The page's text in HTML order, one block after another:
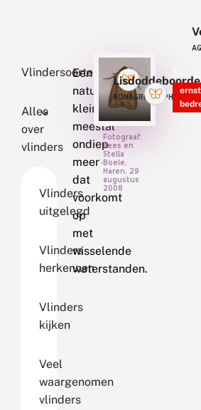
Vlindersoorten
Alles
over
vlinders
Vlinders
uitgelegd
Vlinders
herkennen
Vlinders
kijken
Veel
waargenomen
vlinders
Een
natuurlijk,
klein,
meestal
ondiep
meer
dat
voorkomt
op
met
wisselende
waterstanden.
NONAGRIA TYPHAE
Fotograaf:
Kees en
Stella
Boele,
Haren, 29
augustus
2008